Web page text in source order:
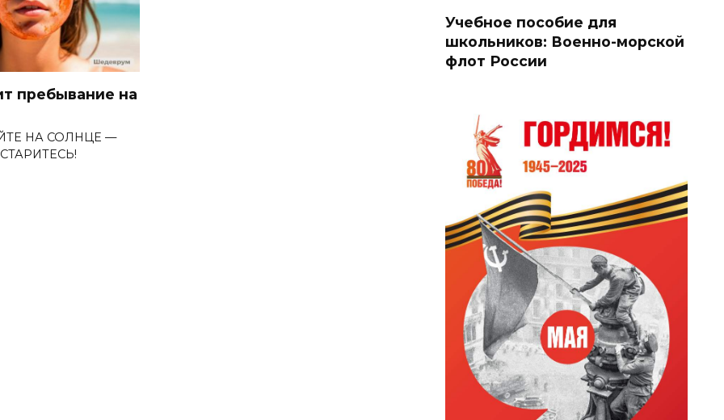
пребывание на
НА СОЛНЦЕ —
Учебное пособие для
школьников: Военно-морской
флот России